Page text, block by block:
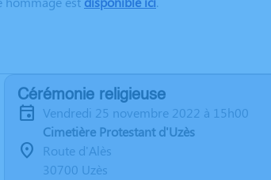
Cérémonie religieuse
vendredi 25 novembre 2022 à 15h00
Cimetière Protestant d'Uzès
Route d'Alès
30700 Uzès